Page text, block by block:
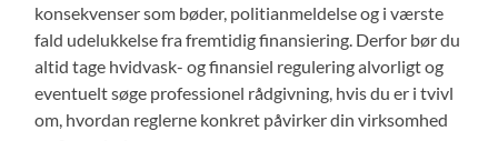
konsekvenser som bøder, politianmeldelse og i værste
fald udelukkelse fra fremtidig finansiering. Derfor bør du
altid tage hvidvask- og finansiel regulering alvorligt og
eventuelt søge professionel rådgivning, hvis du er i tvivl
om, hvordan reglerne konkret påvirker din virksomhed